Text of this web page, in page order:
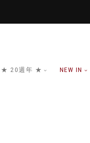
★ 20週年 ★ NEW IN